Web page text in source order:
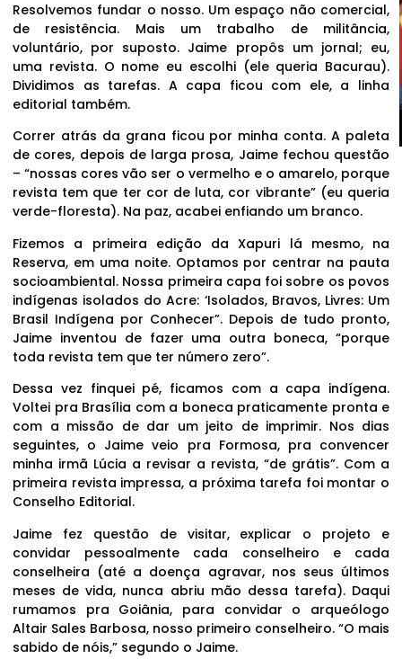
Resolvemos fundar o nosso. Um espaço não comercial,
de resistência. Mais um trabalho de militância,
voluntário, por suposto. Jaime propôs um jornal; eu,
uma revista. O nome eu escolhi (ele queria Bacurau).
Dividimos as tarefas. A capa ficou com ele, a linha
editorial também.
Correr atrás da grana ficou por minha conta. A paleta
de cores, depois de larga prosa, Jaime fechou questão
– “nossas cores vão ser o vermelho e o amarelo, porque
revista tem que ter cor de luta, cor vibrante” (eu queria
verde-floresta). Na paz, acabei enfiando um branco.
Fizemos a primeira edição da Xapuri lá mesmo, na
Reserva, em uma noite. Optamos por centrar na pauta
socioambiental. Nossa primeira capa foi sobre os povos
indígenas isolados do Acre: ‘Isolados, Bravos, Livres: Um
Brasil Indígena por Conhecer”. Depois de tudo pronto,
Jaime inventou de fazer uma outra boneca, “porque
toda revista tem que ter número zero”.
Dessa vez finquei pé, ficamos com a capa indígena.
Voltei pra Brasília com a boneca praticamente pronta e
com a missão de dar um jeito de imprimir. Nos dias
seguintes, o Jaime veio pra Formosa, pra convencer
minha irmã Lúcia a revisar a revista, “de grátis”. Com a
primeira revista impressa, a próxima tarefa foi montar o
Conselho Editorial.
Jaime fez questão de visitar, explicar o projeto e
convidar pessoalmente cada conselheiro e cada
conselheira (até a doença agravar, nos seus últimos
meses de vida, nunca abriu mão dessa tarefa). Daqui
rumamos pra Goiânia, para convidar o arqueólogo
Altair Sales Barbosa, nosso primeiro conselheiro. “O mais
sabido de nóis,” segundo o Jaime.